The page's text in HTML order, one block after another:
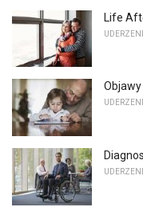
Life